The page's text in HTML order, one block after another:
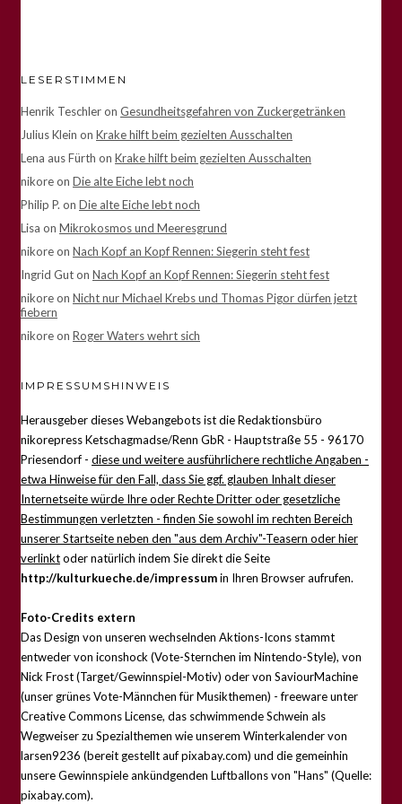
LESERSTIMMEN
Henrik Teschleron Gesundheitsgefahren von Zuckergetränken
Julius Klein on Krake hilft beim gezielten Ausschalten
Lena aus Fürth on Krake hilft beim gezielten Ausschalten
nikoreon Die alte Eiche lebt noch
Philip P. on Die alte Eiche lebt noch
Lisa on Mikrokosmos und Meeresgrund
nikoreon Nach Kopf an Kopf Rennen: Siegerin steht fest
Ingrid Guton Nach Kopf an Kopf Rennen: Siegerin steht fest
nikoreon Nicht nur Michael Krebs und Thomas Pigor dürfen jetzt
fiebern
nikoreon Roger Waters wehrt sich
IMPRESSUMSHINWEIS
Herausgeber dieses Webangebots ist die Redaktionsbüro
nikorepress Ketschagmadse/Renn GbR - Hauptstraße 55 - 96170
Priesendorf - diese und weitere ausführlichere rechtliche Angaben -
etwa Hinweise für den Fall, dass Sie ggf. glauben Inhalt dieser
Internetseite würde Ihre oder Rechte Dritter oder gesetzliche
Bestimmungen verletzten - finden Sie sowohl im rechten Bereich
unserer Startseite neben den "aus dem Archiv"-Teasern oder hier
verlinktoder natürlich indem Sie direkt die Seite
http://kulturkueche.de/impressumin Ihren Browser aufrufen.
Foto-Credits extern
Das Design von unseren wechselnden Aktions-Icons stammt
entweder von iconshock (Vote-Sternchen im Nintendo-Style), von
Nick Frost (Target/Gewinnspiel-Motiv) oder von SaviourMachine
(unser grünes Vote-Männchen für Musikthemen) - freeware unter
Creative Commons License, das schwimmende Schwein als
Wegweiser zu Spezialthemen wie unserem Winterkalender von
larsen9236 (bereit gestellt auf pixabay.com) und die gemeinhin
unsere Gewinnspiele ankündgenden Luftballons von "Hans" (Quelle:
pixabay.com).